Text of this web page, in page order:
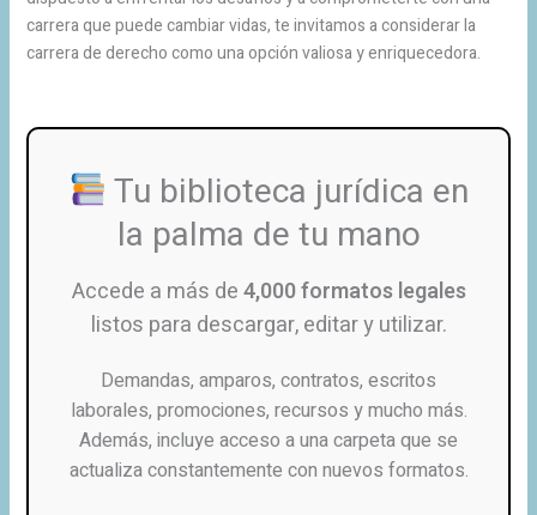
carrera que puede cambiar vidas, te invitamos a considerar la
carrera de derecho como una opción valiosa y enriquecedora.
Tu biblioteca jurídica en
la palma de tu mano
Accede a más de4,000 formatos legales
listos para descargar, editar y utilizar.
Demandas, amparos, contratos, escritos
laborales, promociones, recursos y mucho más.
Además, incluye acceso a una carpeta que se
actualiza constantemente con nuevos formatos.